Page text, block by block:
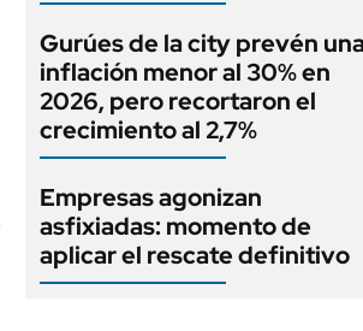
Gurúes de la city prevén una
inflación menor al 30% en
2026, pero recortaron el
crecimiento al 2,7%
Empresas agonizan
asfixiadas: momento de
aplicar el rescate definitivo